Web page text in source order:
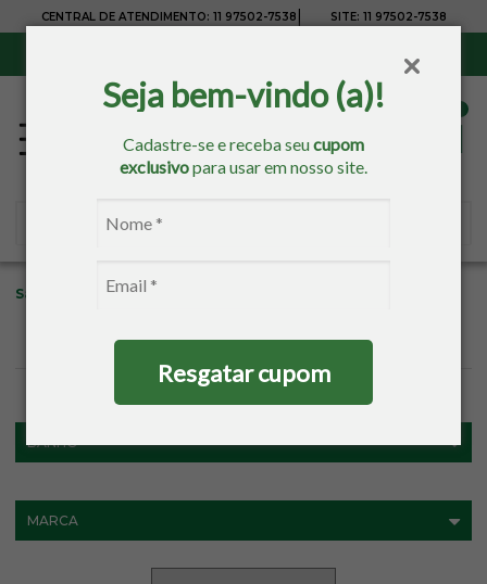
Seja bem-vindo (a)!
Cadastre-se e receba seucupom
exclusivopara usar em nosso site.
Resgatar cupom
CENTRAL DE ATENDIMENTO: 11 97502-7538 SITE: 11 97502-7538
Sacaria Banho
FILTROS
MARCA
BANHO